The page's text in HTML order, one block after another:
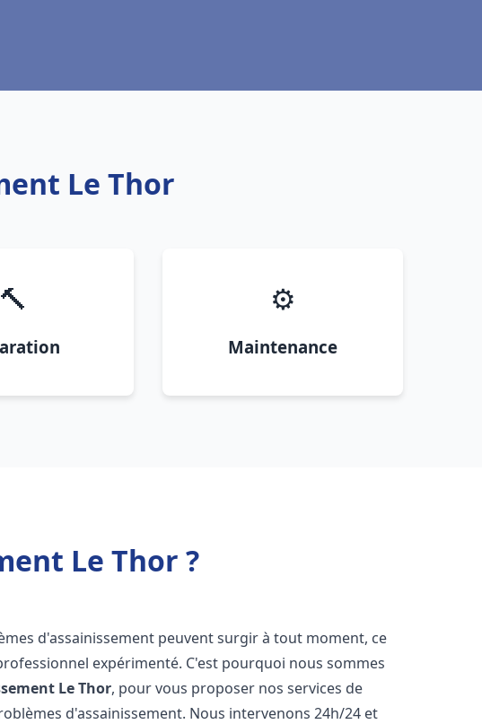
Le Thor
🔨 ⚙️
Maintenance
Le Thor ?
d'assainissement peuvent surgir à tout moment, ce
expérimenté. C'est pourquoi nous sommes
Le Thor, pour vous proposer nos services de
d'assainissement. Nous intervenons 24h/24 et